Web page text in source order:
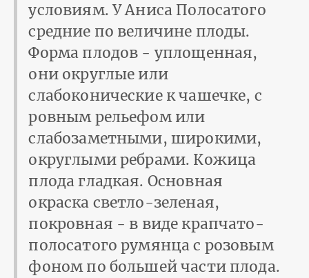
условиям. У Аниса Полосатого
средние по величине плоды.
Форма плодов - уплощенная,
они округлые или
слабоконические к чашечке, с
ровным рельефом или
слабозаметными, широкими,
округлыми ребрами. Кожица
плода гладкая. Основная
окраска светло-зеленая,
покровная - в виде крапчато-
полосатого румянца с розовым
фоном по большей части плода.